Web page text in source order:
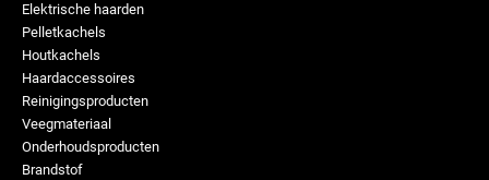
Elektrische haarden
Pelletkachels
Houtkachels
Haardaccessoires
Reinigingsproducten
Veegmateriaal
Onderhoudsproducten
Brandstof